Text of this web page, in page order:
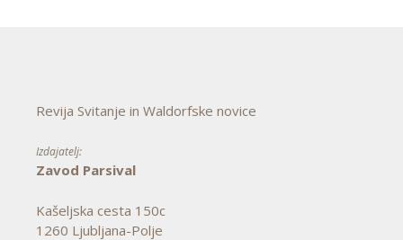
Revija Svitanje in Waldorfske novice
Izdajatelj:
Zavod Parsival
Kašeljska cesta 150c
1260 Ljubljana-Polje